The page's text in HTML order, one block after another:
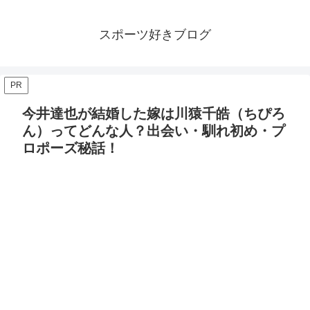
スポーツ好きブログ
PR
今井達也が結婚した嫁は川猿千皓（ちぴろ
ん）ってどんな人？出会い・馴れ初め・プ
ロポーズ秘話！